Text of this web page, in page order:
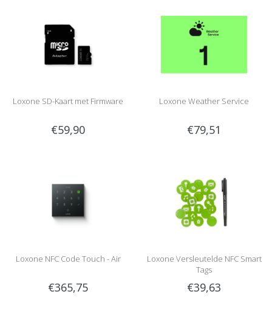
Loxone SD-Kaart met Firmware
€59,90
Loxone Weather Service
€79,51
Loxone NFC Code Touch - Air
€365,75
Loxone Versleutelde NFC Smart
Tags
€39,63